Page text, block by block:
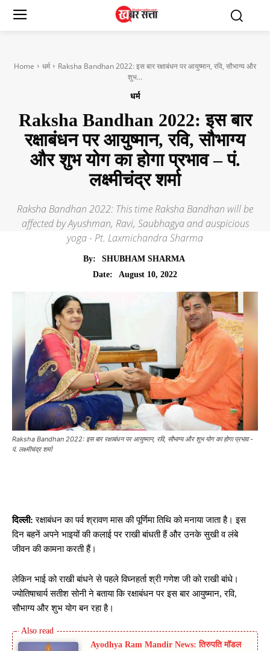
Home धर्म
Raksha Bandhan 2022: इस बार रक्षाबंधन पर आयुष्मान, रवि, सौभाग्य और
शुभ...
धर्म
Raksha Bandhan 2022: इस बार
रक्षाबंधन पर आयुष्मान, रवि, सौभाग्य
और शुभ योग का होगा प्रभाव – पं.
लक्ष्मीचंद्र शर्मा
Raksha Bandhan 2022: This time Raksha Bandhan will be
affected by Ayushman, Ravi, Saubhagya and auspicious
yoga - Pt. Laxmichandra Sharma
By:
SHUBHAM SHARMA
Date:
August 10, 2022
Raksha Bandhan 2022: इस बार रक्षाबंधन पर आयुष्मान, रवि, सौभाग्य और शुभ योग का होगा प्रभाव -
पं. लक्ष्मीचंद्र शर्मा
दिल्ली: रक्षाबंधन का पर्व श्रावण मास की पूर्णिमा तिथि को मनाया जाता है। इस
दिन बहनें अपने भाइयों की कलाई पर राखी बांधती हैं और उनके सुखी व लंबे
जीवन की कामना करती हैं।
लेकिन भाई को राखी बांधने से पहले विघ्नहर्ता श्री गणेश जी को राखी बांधे।
ज्योतिषाचार्य सतीश सोनी ने बताया कि रक्षाबंधन पर इस बार आयुष्मान, रवि,
सौभाग्य और शुभ योग बन रहा है।
Ayodhya Ram Mandir News: तिरुपति मॉडल